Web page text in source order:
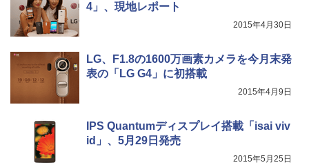
4」、現地レポート
2015年4月30日
LG、F1.8の1600万画素カメラを今月末発
表の「LG G4」に初搭載
2015年4月9日
IPS Quantumディスプレイ搭載「isai viv
id」、5月29日発売
2015年5月25日